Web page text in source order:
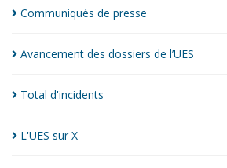
Communiqués de presse
Avancement des dossiers de l’UES
Total d'incidents
L'UES surX